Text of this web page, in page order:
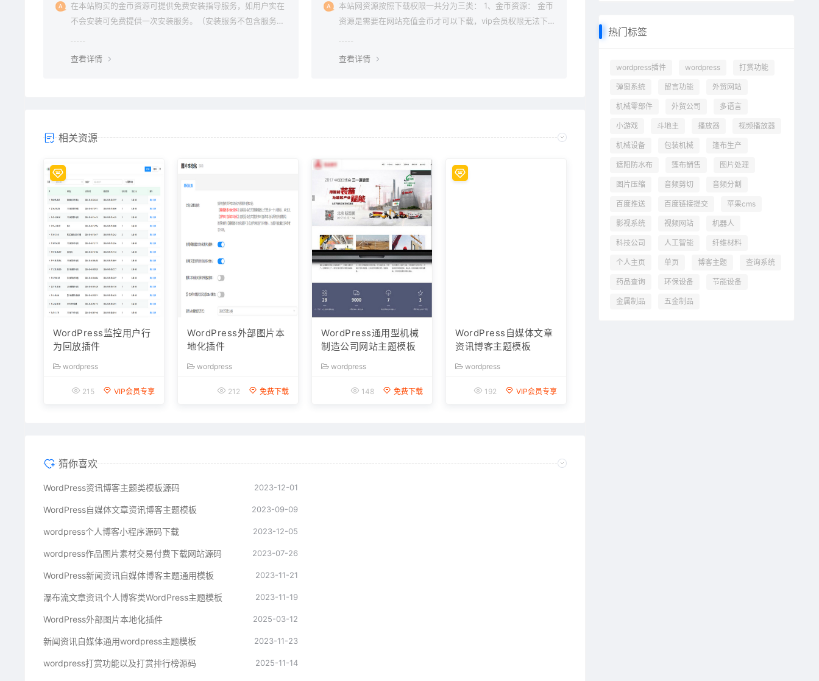
在本站购买的金币资源可提供免费安装指导服务，如用户实在
不会安装可免费提供一次安装服务。（安装服务不包含服务器
查看详情
本站网资源按照下载权限一共分为三类： 1、金币资源： 金币
资源是需要在网站充值金币才可以下载，vip会员权限无法下载
查看详情
相关资源
WordPress监控用户行
为回放插件
wordpress
215 VIP会员专享
WordPress外部图片本
地化插件
wordpress
212 免费下载
WordPress通用型机械
制造公司网站主题模板
wordpress
148 免费下载
WordPress自媒体文章
资讯博客主题模板
wordpress
192 VIP会员专享
猜你喜欢
WordPress资讯博客主题类模板源码 2023-12-01
WordPress自媒体文章资讯博客主题模板 2023-09-09
wordpress个人博客小程序源码下载 2023-12-05
wordpress作品图片素材交易付费下载网站源码 2023-07-26
WordPress新闻资讯自媒体博客主题通用模板 2023-11-21
瀑布流文章资讯个人博客类WordPress主题模板 2023-11-19
WordPress外部图片本地化插件 2025-03-12
新闻资讯自媒体通用wordpress主题模板 2023-11-23
wordpress打赏功能以及打赏排行榜源码 2025-11-14
热门标签
wordpress插件 wordpress 打赏功能
弹窗系统 留言功能 外贸网站
机械零部件 外贸公司 多语言
小游戏 斗地主 播放器 视频播放器
机械设备 包装机械 篷布生产
遮阳防水布 篷布销售 图片处理
图片压缩 音频剪切 音频分割
百度推送 百度链接提交 苹果cms
影视系统 视频网站 机器人
科技公司 人工智能 纤维材料
个人主页 单页 博客主题 查询系统
药品查询 环保设备 节能设备
金属制品 五金制品